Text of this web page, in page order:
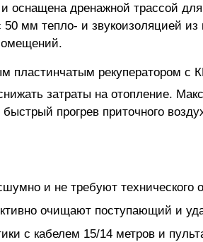
оснащена дренажной трассой
50 мм тепло- и звукоизоляцией
рекуператором с
затраты на отопление.
прогрев приточного
и не требуют технического
очищают поступающий и
с кабелем 15/14 метров и